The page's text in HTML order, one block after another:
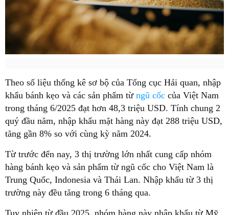
Theo số liệu thống kê sơ bộ của Tổng cục Hải quan, nhập
khẩu bánh kẹo và các sản phẩm từ ngũ cốc của Việt Nam
trong tháng 6/2025 đạt hơn 48,3 triệu USD. Tính chung 2
quý đầu năm, nhập khẩu mặt hàng này đạt 288 triệu USD,
tăng gần 8% so với cùng kỳ năm 2024.
Từ trước đến nay, 3 thị trường lớn nhất cung cấp nhóm
hàng bánh kẹo và sản phẩm từ ngũ cốc cho Việt Nam là
Trung Quốc, Indonesia và Thái Lan. Nhập khẩu từ 3 thị
trường này đều tăng trong 6 tháng qua.
Tuy nhiên từ đầu 2025, nhóm hàng này nhập khẩu từ Mỹ